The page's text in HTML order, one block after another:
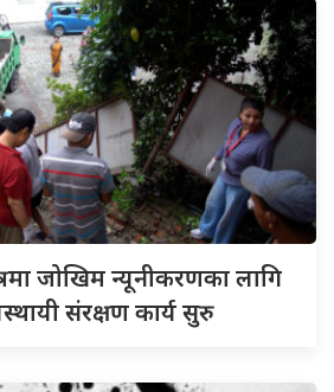
जोखिम न्यूनीकरणका लागि
संरक्षण कार्य सुरु